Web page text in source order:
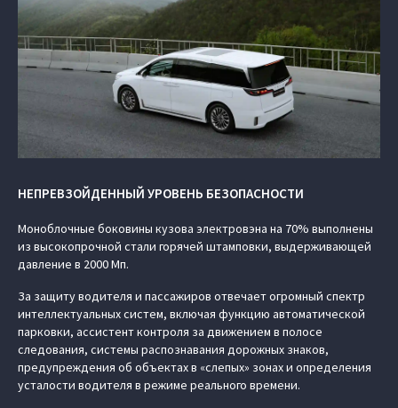
НЕПРЕВЗОЙДЕННЫЙ УРОВЕНЬ БЕЗОПАСНОСТИ
Моноблочные боковины кузова электровэна на 70% выполнены
из высокопрочной стали горячей штамповки, выдерживающей
давление в 2000 Мп.
За защиту водителя и пассажиров отвечает огромный спектр
интеллектуальных систем, включая функцию автоматической
парковки, ассистент контроля за движением в полосе
следования, системы распознавания дорожных знаков,
предупреждения об объектах в «слепых» зонах и определения
усталости водителя в режиме реального времени.